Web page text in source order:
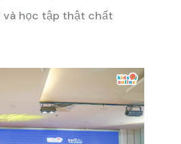
và học tập thật chất